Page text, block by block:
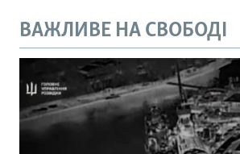
ВАЖЛИВЕ НА СВОБОДІ